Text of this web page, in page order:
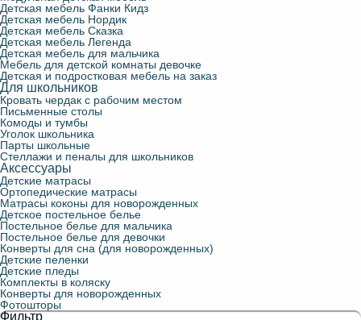
Детская мебель Фанки Кидз
Детская мебель Нордик
Детская мебель Сказка
Детская мебель Легенда
Детская мебель для мальчика
Мебель для детской комнаты девочке
Детская и подростковая мебель на заказ
Для школьников
Кровать чердак с рабочим местом
Письменные столы
Комоды и тумбы
Уголок школьника
Парты школьные
Стеллажи и пеналы для школьников
Аксессуары
Детские матрасы
Ортопедические матрасы
Матрасы коконы для новорожденных
Детское постельное белье
Постельное белье для мальчика
Постельное белье для девочки
Конверты для сна (для новорожденных)
Детские пеленки
Детские пледы
Комплекты в коляску
Конверты для новорожденных
Фотошторы
Фильтр